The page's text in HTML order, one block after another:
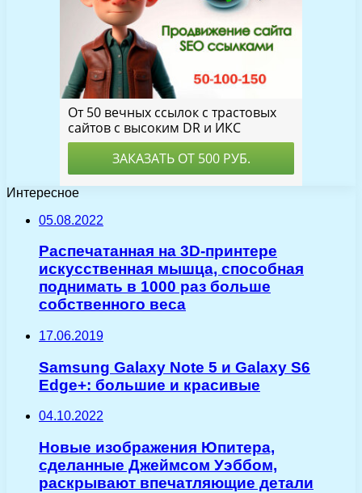
Интересное
05.08.2022
Распечатанная на 3D-принтере
искусственная мышца, способная
поднимать в 1000 раз больше
собственного веса
17.06.2019
Samsung Galaxy Note 5 и Galaxy S6
Edge+: большие и красивые
04.10.2022
Новые изображения Юпитера,
сделанные Джеймсом Уэббом,
раскрывают впечатляющие детали